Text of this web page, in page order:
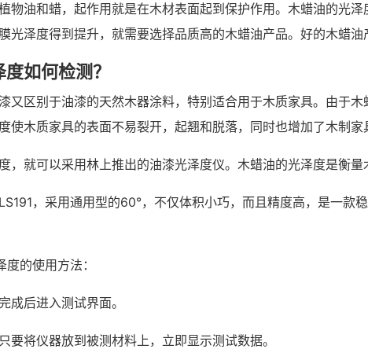
物油和蜡，起作用就是在木材表面起到保护作用。木蜡油的光
光泽度得到提升，就需要选择品质高的木蜡油产品。好的木蜡
如何检测？
又区别于油漆的天然木器涂料，特别适合用于木质家具。由于
使木质家具的表面不易裂开，起翘和脱落，同时也增加了木制家
，就可以采用林上推出的油漆光泽度仪。木蜡油的光泽度是衡
，采用通用型的60°，不仅体积小巧，而且精度高，是一
的使用方法：
成后进入测试界面。
要将仪器放到被测材料上，立即显示测试数据。